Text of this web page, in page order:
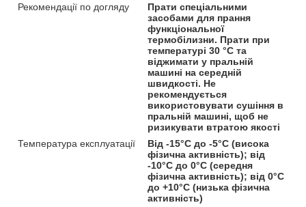
Рекомендації по догляду
Прати спеціальними
засобами для прання
функціональної
термобілизни. Прати при
температурі 30 °C та
віджимати у пральній
машині на середній
швидкості. Не
рекомендується
використовувати сушіння в
пральній машині, щоб не
ризикувати втратою якості
Температура експлуатації
Від -15°C до -5°C (висока
фізична активність); від
-10°C до 0°C (середня
фізична активність); від 0°C
до +10°C (низька фізична
активність)